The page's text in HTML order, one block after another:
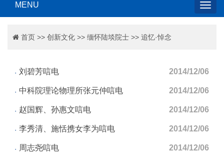
MENU
首页 >> 创新文化 >> 缅怀陆埮院士 >> 追忆·悼念
刘碧芳唁电 2014/12/06
中科院理论物理所张元仲唁电 2014/12/06
赵国辉、孙惠文唁电 2014/12/06
李秀清、施恬携女李为唁电 2014/12/06
周志尧唁电 2014/12/06